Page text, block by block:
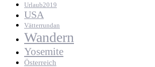
Urlaub2019
USA
Vätterrundan
Wandern
Yosemite
Österreich